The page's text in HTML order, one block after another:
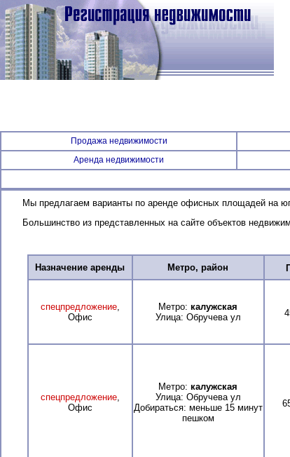
Продажа недвижимости
Аренда недвижимости
Мы предлагаем варианты по аренде офисных площадей на
Большинство из представленных на сайте объектов
Назначение аренды Метро, район
спецпредложение,
Офис
Метро: калужская
Улица: Обручева ул
спецпредложение,
Офис
Метро: калужская
Улица: Обручева ул
Добираться: меньше 15 минут
пешком